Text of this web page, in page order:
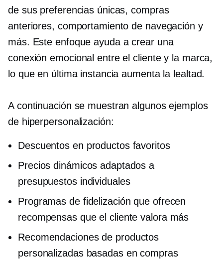
de sus preferencias únicas, compras
anteriores, comportamiento de navegación y
más. Este enfoque ayuda a crear una
conexión emocional entre el cliente y la marca,
lo que en última instancia aumenta la lealtad.
A continuación se muestran algunos ejemplos
de hiperpersonalización:
Descuentos en productos favoritos
Precios dinámicos adaptados a
presupuestos individuales
Programas de fidelización que ofrecen
recompensas que el cliente valora más
Recomendaciones de productos
personalizadas basadas en compras